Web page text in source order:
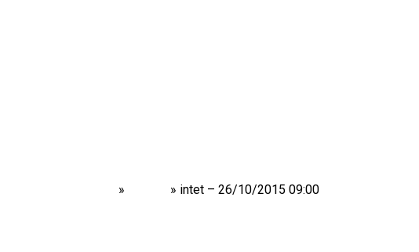
» » intet – 26/10/2015 09:00